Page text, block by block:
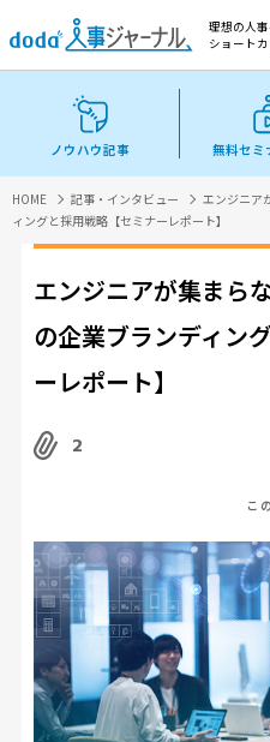
理想の人事
ショート
ノウハウ記事 無料セミ
HOME 記事・インタビュー
エンジニア
ィングと採用戦略【セミナーレポート】
エンジニアが集まら
の企業ブランディン
ーレポート】
2
こ